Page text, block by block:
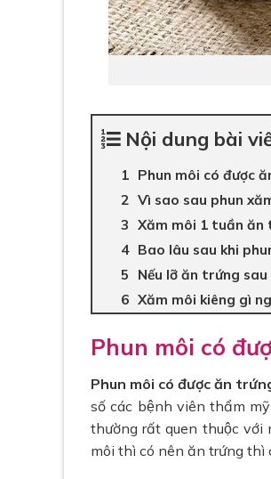
Nội dung bài
Phun môi có được
Vì sao sau phun
Xăm môi 1 tuần ăn
Bao lâu sau khi
Nếu lỡ ăn trứng
Xăm môi kiêng gì
Phun môi có
Phun môi có được ăn
số các bệnh viên thẩm
thường rất quen thuộc với
môi thì có nên ăn trứng thì